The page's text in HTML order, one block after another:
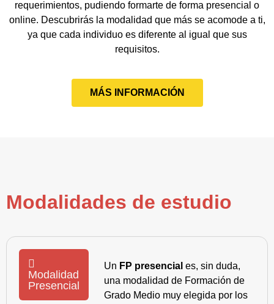
requerimientos, pudiendo formarte de forma presencial o
online. Descubrirás la modalidad que más se acomode a ti,
ya que cada individuo es diferente al igual que sus
requisitos.
MÁS INFORMACIÓN
Modalidades de estudio
Modalidad
Presencial
Un FP presencial es, sin duda,
una modalidad de Formación de
Grado Medio muy elegida por los